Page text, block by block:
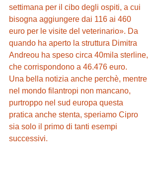
settimana per il cibo degli ospiti, a cui
bisogna aggiungere dai 116 ai 460
euro per le visite del veterinario». Da
quando ha aperto la struttura Dimitra
Andreou ha speso circa 40mila sterline,
che corrispondono a 46.476 euro.
Una bella notizia anche perchè, mentre
nel mondo filantropi non mancano,
purtroppo nel sud europa questa
pratica anche stenta, speriamo Cipro
sia solo il primo di tanti esempi
successivi.